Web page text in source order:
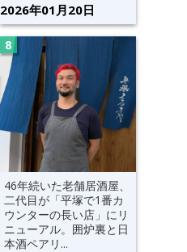
2026年01月20日
46年続いた老舗居酒屋、
二代目が「平塚で1番カ
ウンターの長い店」にリ
ニューアル。囲炉裏と日
本酒ペアリ...